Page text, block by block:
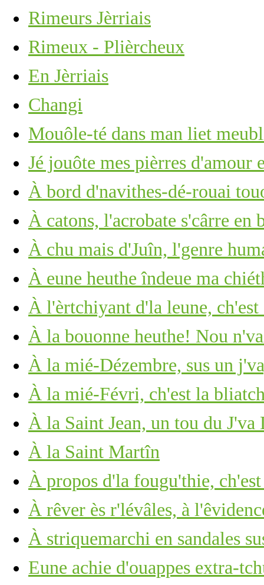
Rimeurs Jèrriais
Rimeux - Plièrcheux
En Jèrriais
Changi
Mouôle-té dans man liet
Jé jouôte mes pièrres d'amour
À bord d'navithes-dé-rouai
À catons, l'acrobate s'cârre en
À chu mais d'Juîn, l'genre
À eune heuthe îndeue ma
À l'èrtchiyant d'la leune, ch'est
À la bouonne heuthe! Nou
À la mié-Dézembre, sus un
À la mié-Févri, ch'est la
À la Saint Jean, un tou du
À la Saint Martîn
À propos d'la fougu'thie,
À rêver ès r'lévâles, à
À striquemarchi en sandales
Eune achie d'ouappes extra-